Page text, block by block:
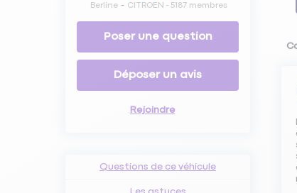
Berline CITROEN - 5187membres
Poser une question
Déposer un avis
Rejoindre
Questions de ce véhicule